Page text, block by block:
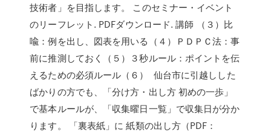
技術者」を目指します。 このセミナー・イベント
のリーフレット. PDFダウンロード. 講師 （３）比
喩：例を出し、図表を用いる（４）ＰＤＰＣ法：事
前に推測しておく（５）３秒ルール：ポイントを伝
えるための必須ルール（６） 仙台市に引越しした
ばかりの方でも、「分け方・出し方 初めの一歩」
で基本ルールが、「収集曜日一覧」で収集日が分か
ります。 「裏表紙」に 紙類の出し方（PDF：